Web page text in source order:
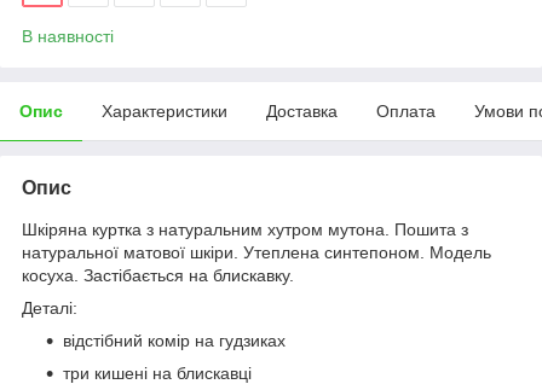
В наявності
Опис Характеристики Доставка Оплата Умови
Опис
Шкіряна куртка з натуральним хутром мутона. Пошита з
натуральної матової шкіри. Утеплена синтепоном. Модель
косуха. Застібається на блискавку.
Деталі:
відстібний комір на гудзиках
три кишені на блискавці